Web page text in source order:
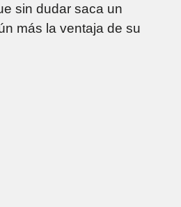
sin dudar saca un
más la ventaja de su